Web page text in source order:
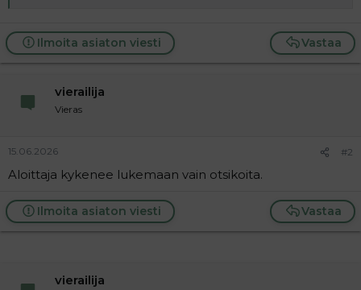
j
a
Vastaa
Ilmoita asiaton viesti
vierailija
Vieras
15.06.2026 #2
Aloittaja kykenee lukemaan vain otsikoita.
Vastaa
Ilmoita asiaton viesti
vierailija